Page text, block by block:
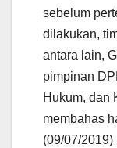
sebelum
dilakukan,
antara lain,
pimpinan
Hukum, dan
membahas
(09/07/2019)